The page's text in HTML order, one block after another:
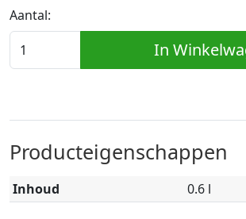
Aantal:
In
Producteigenschappen
Inhoud 0.6 l